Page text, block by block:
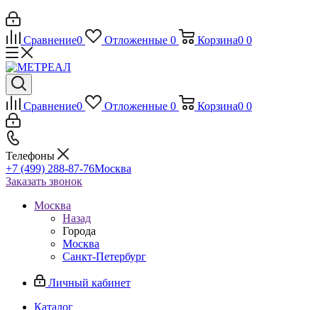
Сравнение0 Отложенные 0 Корзина0 0
Сравнение0 Отложенные 0 Корзина0 0
Телефоны
+7 (499) 288-87-76Москва
Заказать звонок
Москва
Назад
Города
Москва
Санкт-Петербург
Личный кабинет
Каталог